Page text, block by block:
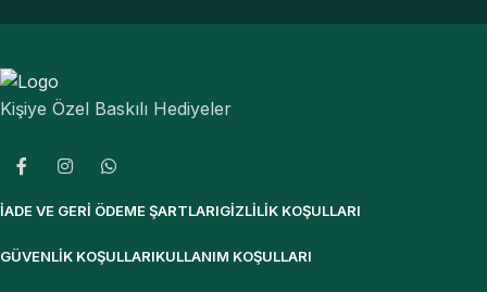
Kişiye Özel Baskılı Hediyeler
İADE VE GERI ÖDEME ŞARTLARIGIZLILIK KOŞULLARI
GÜVENLIK KOŞULLARIKULLANIM KOŞULLARI